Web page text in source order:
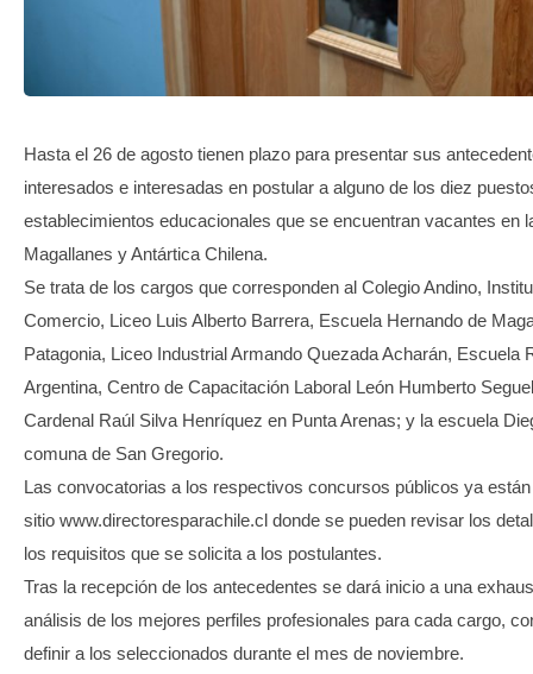
Hasta el 26 de agosto tienen plazo para presentar sus
interesados e interesadas en postular a alguno de los diez
establecimientos educacionales que se encuentran vacantes en
Magallanes y Antártica Chilena.
Se trata de los cargos que corresponden al Colegio Andino,
Comercio, Liceo Luis Alberto Barrera, Escuela Hernando de
Patagonia, Liceo Industrial Armando Quezada Acharán, Escuela
Argentina, Centro de Capacitación Laboral León Humberto
Cardenal Raúl Silva Henríquez en Punta Arenas; y la escuela
comuna de San Gregorio.
Las convocatorias a los respectivos concursos públicos ya
sitio www.directoresparachile.cl donde se pueden revisar los
los requisitos que se solicita a los postulantes.
Tras la recepción de los antecedentes se dará inicio a una
análisis de los mejores perfiles profesionales para cada cargo,
definir a los seleccionados durante el mes de noviembre.